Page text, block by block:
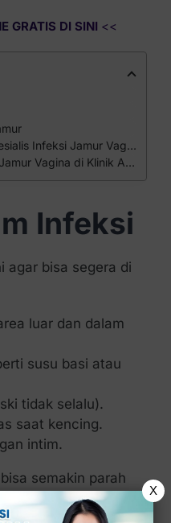
GRATIS DI SINI <<
Infeksi Jamur Vagina
Vagina di Klinik Apollo
Infeksi
agar bisa segera di
luar dan dalam
susu basi atau
tidak selalu).
saat kencing.
intim.
semakin parah
sehari-hari.
X